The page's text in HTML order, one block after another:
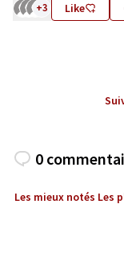
+3 Like
0
Les mieux notés Les